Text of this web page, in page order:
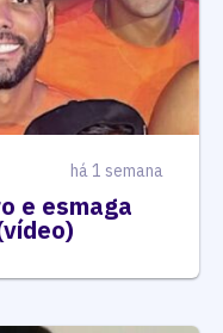
há 1 semana
e esmaga